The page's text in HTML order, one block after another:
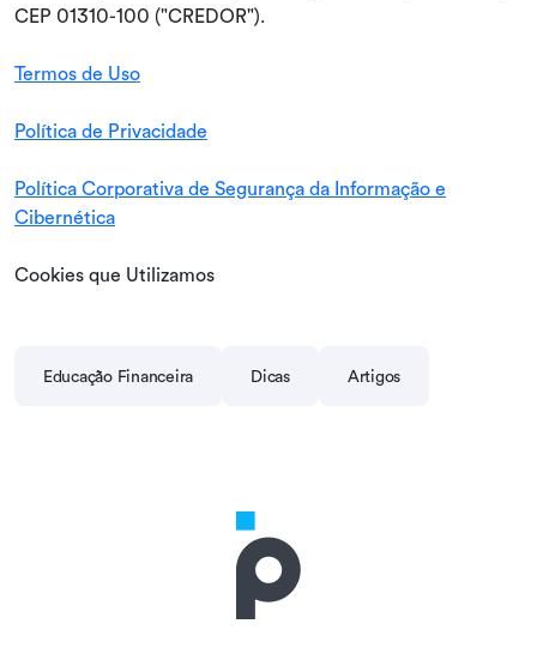
CEP 01310-100 ("CREDOR").
Termos de Uso
Política de Privacidade
Política Corporativa de Segurança da Informação e
Cibernética
Cookies que Utilizamos
Educação Financeira Dicas Artigos